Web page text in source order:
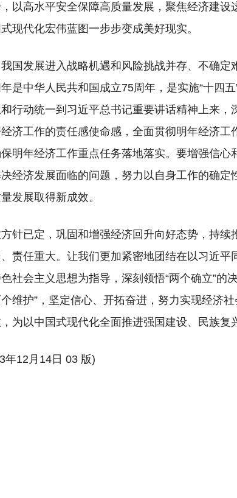
以高水平安全保障高质量发展，聚焦经济建设
现代化宏伟蓝图一步步变成美好现实。
国发展进入战略机遇和风险挑战并存、不确定
是中华人民共和国成立75周年，是实施“十四
行动统一到习近平总书记重要讲话精神上来，
济工作的责任感使命感，全面贯彻明年经济工
明年经济工作重点任务落地落实。要增强信心
经济发展面临的问题，努力以自身工作的确定
发展取得新成效。
针已定，巩固和增强经济回升向好态势，持续
责任重大。让我们更加紧密地团结在以习近平
社会主义思想为指导，深刻领悟“两个确立”的
个维护”，坚定信心、开拓奋进，努力实现经济
为以中国式现代化全面推进强国建设、民族复
年12月14日 03 版)